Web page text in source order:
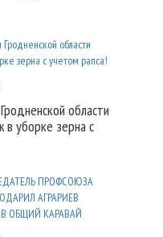
области
в уборке зерна с